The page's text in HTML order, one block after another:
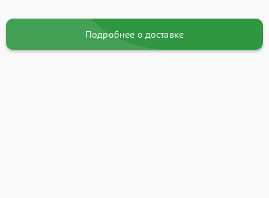
Подробнее о доставке